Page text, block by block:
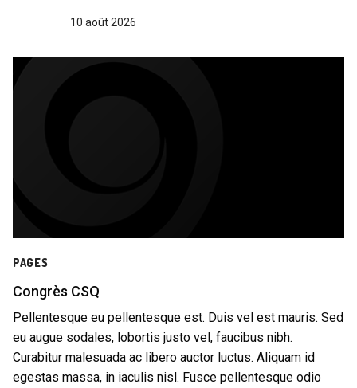
10 août 2026
PAGES
Congrès CSQ
Pellentesque eu pellentesque est. Duis vel est mauris. Sed
eu augue sodales, lobortis justo vel, faucibus nibh.
Curabitur malesuada ac libero auctor luctus. Aliquam id
egestas massa, in iaculis nisl. Fusce pellentesque odio